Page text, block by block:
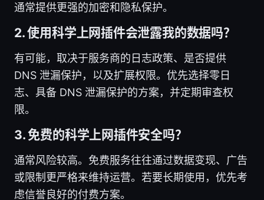
通常提供更强的加密和隐私保护。
2. 使用科学上网插件会泄露我的数据吗？
有可能，取决于服务商的日志政策、是否提供
DNS 泄漏保护，以及扩展权限。优先选择零日
志、具备 DNS 泄漏保护的方案，并定期审查权
限。
3. 免费的科学上网插件安全吗？
通常风险较高。免费服务往往通过数据变现、广告
或限制更严格来维持运营。若要长期使用，优先考
虑信誉良好的付费方案。